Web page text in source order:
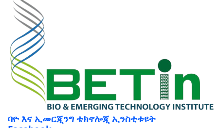
ባዮ እና ኢመርጂንግ ቴክኖሎጂ ኢንስቲቱዩት
Facebook